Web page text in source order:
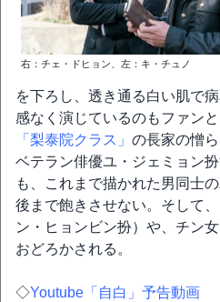
右：チェ・ドヒョン、左：キ・チュノ
を下ろし、透き通る白い肌で
感なく演じているのもファン
「梨泰院クラス」 の長家の憎
ベテラン俳優ユ・ジェミョン
も、これまで描かれた男同士
後まで飽きさせない。そして
ン・ヒョンビン扮）や、チン
おどろかされる。
◇Youtube「自白」予告動画